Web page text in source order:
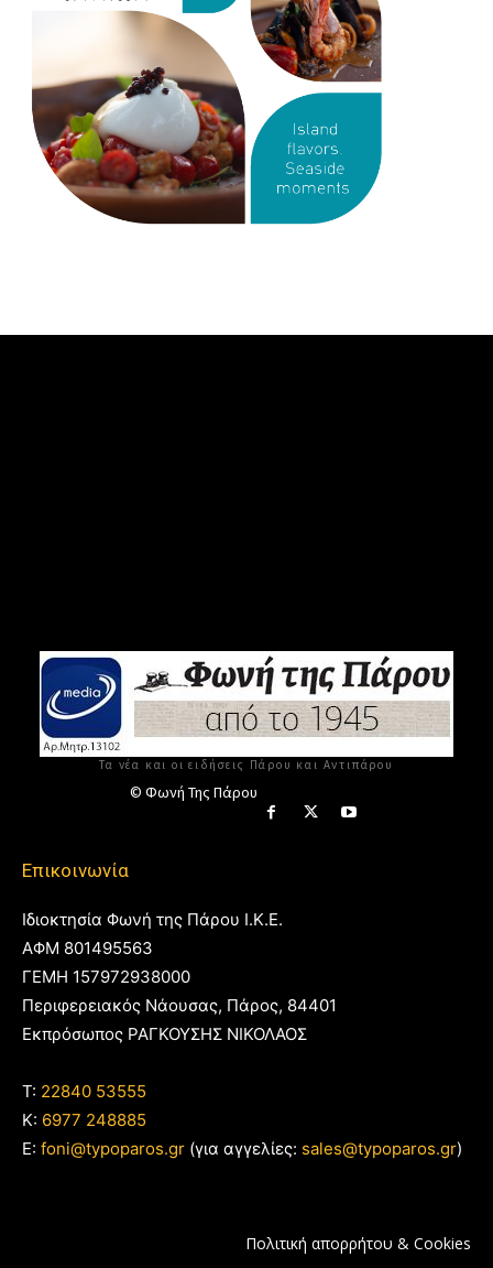
Τα νέα και οι ειδήσεις Πάρου και Αντιπάρου
© Φωνή Της Πάρου
Επικοινωνία
Ιδιοκτησία Φωνή της Πάρου Ι.Κ.Ε.
ΑΦΜ 801495563
ΓΕΜΗ 157972938000
Περιφερειακός Νάουσας, Πάρος, 84401
Εκπρόσωπος ΡΑΓΚΟΥΣΗΣ ΝΙΚΟΛΑΟΣ
T: 22840 53555
Κ: 6977 248885
E: foni@typoparos.gr (για αγγελίες: sales@typoparos.gr)
Πολιτική απορρήτου & Cookies